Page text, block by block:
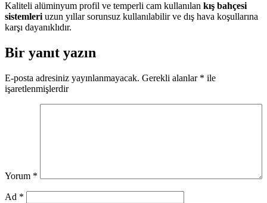
Kaliteli alüminyum profil ve temperli cam kullanılan kış bahçesi
sistemleri uzun yıllar sorunsuz kullanılabilir ve dış hava koşullarına
karşı dayanıklıdır.
Bir yanıt yazın
E-posta adresiniz yayınlanmayacak. Gerekli alanlar * ile
işaretlenmişlerdir
Yorum *
Ad *